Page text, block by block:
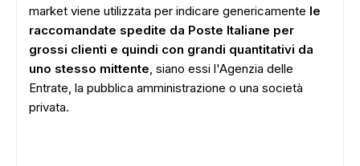
market viene utilizzata per indicare genericamente le
raccomandate spedite da Poste Italiane per
grossi clienti e quindi con grandi quantitativi da
uno stesso mittente, siano essi l'Agenzia delle
Entrate, la pubblica amministrazione o una società
privata.